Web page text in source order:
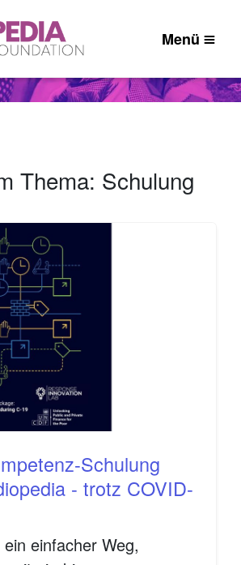
Menü
Thema: Schulung
Schulung
- trotz COVID-
einfacher Weg,